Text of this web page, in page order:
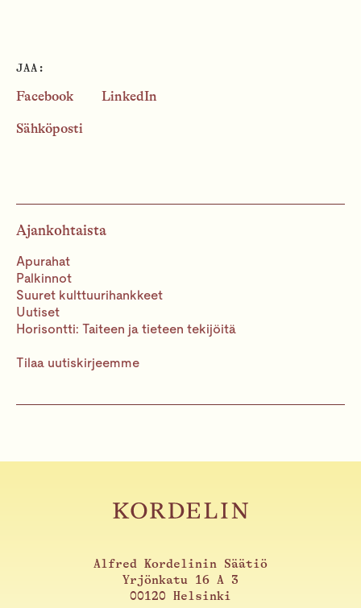
JAA:
Facebook LinkedIn
Sähköposti
Ajankohtaista
Apurahat
Palkinnot
Suuret kulttuurihankkeet
Uutiset
Horisontti: Taiteen ja tieteen tekijöitä
Tilaa uutiskirjeemme
Alfred Kordelinin Säätiö
Yrjönkatu 16 A 3
00120 Helsinki